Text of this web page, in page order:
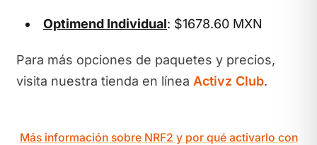
Optimend Individual: $1678.60 MXN
Para más opciones de paquetes y precios,
visita nuestra tienda en línea Activz Club.
Más información sobre NRF2 y por qué activarlo con